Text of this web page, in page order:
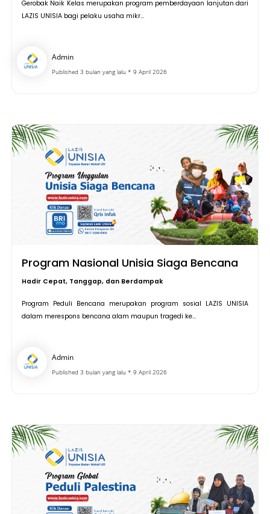
Gerobak Naik Kelas merupakan program pemberdayaan lanjutan dari
LAZIS UNISIA bagi pelaku usaha mikr...
Admin
Published 3 bulan yang lalu * 9 April 2026
Program Nasional Unisia Siaga Bencana
Hadir Cepat, Tanggap, dan Berdampak
Program Peduli Bencana merupakan program sosial LAZIS UNISIA
dalam merespons bencana alam maupun tragedi ke...
Admin
Published 3 bulan yang lalu * 9 April 2026